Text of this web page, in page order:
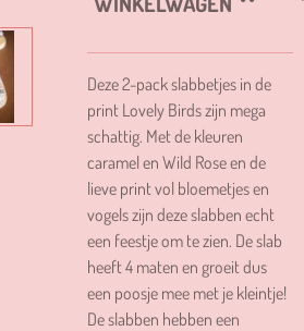
Deze 2-pack slabbetjes in de
print Lovely Birds zijn mega
schattig. Met de kleuren
caramel en Wild Rose en de
lieve print vol bloemetjes en
vogels zijn deze slabben echt
een feestje om te zien. De slab
heeft 4 maten en groeit dus
een poosje mee met je kleintje!
De slabben hebben een